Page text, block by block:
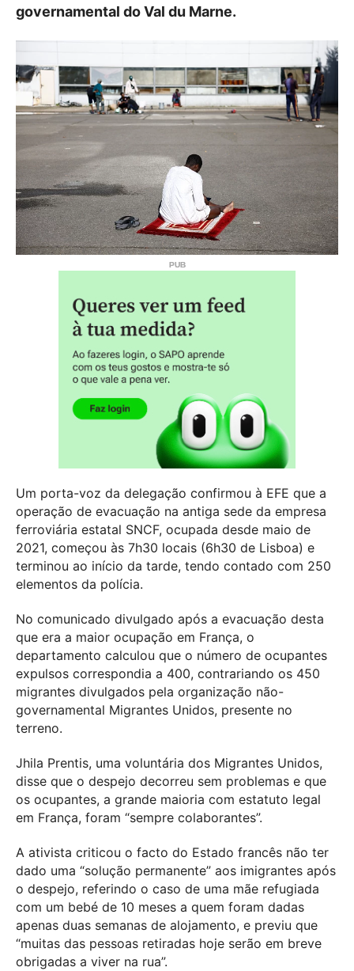
governamental do Val du Marne.
Um porta-voz da delegação confirmou à EFE que a
operação de evacuação na antiga sede da empresa
ferroviária estatal SNCF, ocupada desde maio de
2021, começou às 7h30 locais (6h30 de Lisboa) e
terminou ao início da tarde, tendo contado com 250
elementos da polícia.
No comunicado divulgado após a evacuação desta
que era a maior ocupação em França, o
departamento calculou que o número de ocupantes
expulsos correspondia a 400, contrariando os 450
migrantes divulgados pela organização não-
governamental Migrantes Unidos, presente no
terreno.
Jhila Prentis, uma voluntária dos Migrantes Unidos,
disse que o despejo decorreu sem problemas e que
os ocupantes, a grande maioria com estatuto legal
em França, foram “sempre colaborantes”.
A ativista criticou o facto do Estado francês não ter
dado uma “solução permanente” aos imigrantes após
o despejo, referindo o caso de uma mãe refugiada
com um bebé de 10 meses a quem foram dadas
apenas duas semanas de alojamento, e previu que
“muitas das pessoas retiradas hoje serão em breve
obrigadas a viver na rua”.